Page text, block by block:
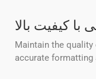
با کیفیت بالا
Maintain the
accurate formatting